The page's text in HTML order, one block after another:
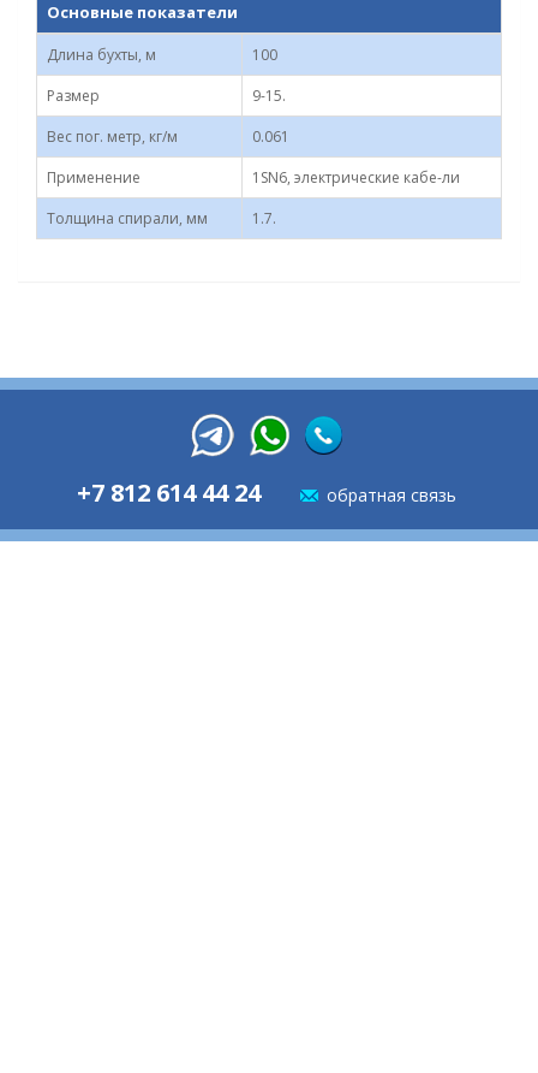
Основные показатели
Длина бухты, м
100
Размер
9-15.
Вес пог. метр, кг/м
0.061
Применение
1SN6, электрические кабе-ли
Толщина спирали, мм
1.7.
+7 812 614 44 24 обратная связь